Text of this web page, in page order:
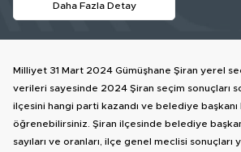
Daha Fazla Detay
Milliyet 31 Mart 2024 Gümüşhane Şiran yerel
verileri sayesinde 2024 Şiran seçim sonuçları
ilçesini hangi parti kazandı ve belediye başkanı
öğrenebilirsiniz. Şiran ilçesinde belediye
sayıları ve oranları, ilçe genel meclisi sonuçları